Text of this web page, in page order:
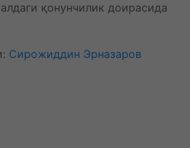
қонунчилик доирасида
Сирожиддин Эрназаров